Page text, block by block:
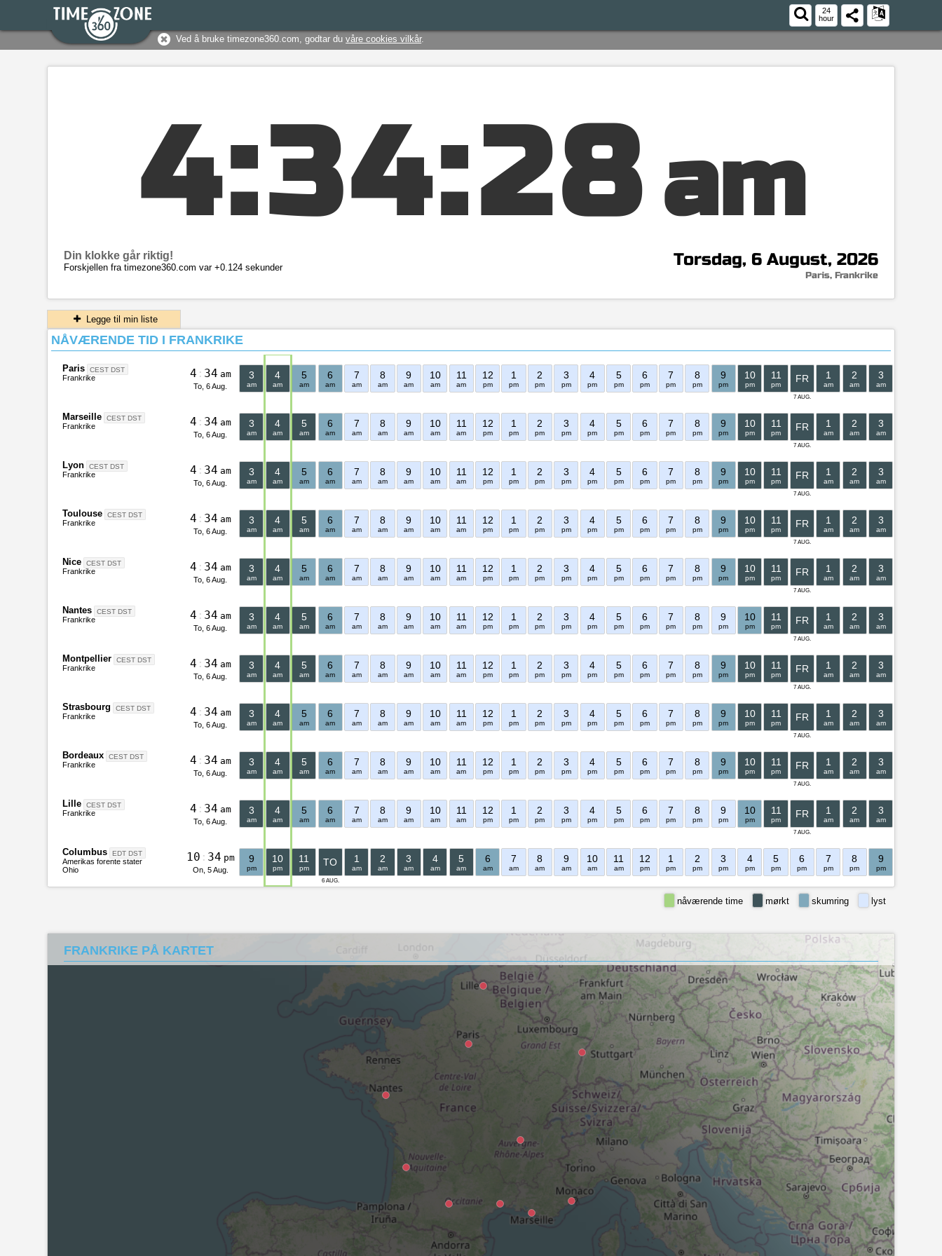
24
hour
Ved å bruke timezone360.com, godtar duvåre cookies vilkår.
4:34:28 am
Torsdag, 6 August, 2026
Paris, Frankrike
Din klokke går riktig!
Forskjellen fra timezone360.com var +0.124 sekunder
Legge til min liste
NÅVÆRENDE TID I FRANKRIKE
Paris CEST DST
Frankrike 4 : 34 am
To, 6 Aug.
3
am
4
am
5
am
6
am
7
am
8
am
9
am
10
am
11
am
12
pm
1
pm
2
pm
3
pm
4
pm
5
pm
6
pm
7
pm
8
pm
9
pm
10
pm
11
pm
7 AUG.
FR 1
am
2
am
3
am
Marseille CEST DST
Frankrike 4 : 34 am
To, 6 Aug.
3
am
4
am
5
am
6
am
7
am
8
am
9
am
10
am
11
am
12
pm
1
pm
2
pm
3
pm
4
pm
5
pm
6
pm
7
pm
8
pm
9
pm
10
pm
11
pm
7 AUG.
FR 1
am
2
am
3
am
Lyon CEST DST
Frankrike 4 : 34 am
To, 6 Aug.
3
am
4
am
5
am
6
am
7
am
8
am
9
am
10
am
11
am
12
pm
1
pm
2
pm
3
pm
4
pm
5
pm
6
pm
7
pm
8
pm
9
pm
10
pm
11
pm
7 AUG.
FR 1
am
2
am
3
am
Toulouse CEST DST
Frankrike 4 : 34 am
To, 6 Aug.
3
am
4
am
5
am
6
am
7
am
8
am
9
am
10
am
11
am
12
pm
1
pm
2
pm
3
pm
4
pm
5
pm
6
pm
7
pm
8
pm
9
pm
10
pm
11
pm
7 AUG.
FR 1
am
2
am
3
am
Nice CEST DST
Frankrike 4 : 34 am
To, 6 Aug.
3
am
4
am
5
am
6
am
7
am
8
am
9
am
10
am
11
am
12
pm
1
pm
2
pm
3
pm
4
pm
5
pm
6
pm
7
pm
8
pm
9
pm
10
pm
11
pm
7 AUG.
FR 1
am
2
am
3
am
Nantes CEST DST
Frankrike 4 : 34 am
To, 6 Aug.
3
am
4
am
5
am
6
am
7
am
8
am
9
am
10
am
11
am
12
pm
1
pm
2
pm
3
pm
4
pm
5
pm
6
pm
7
pm
8
pm
9
pm
10
pm
11
pm
7 AUG.
FR 1
am
2
am
3
am
Montpellier CEST DST
Frankrike 4 : 34 am
To, 6 Aug.
3
am
4
am
5
am
6
am
7
am
8
am
9
am
10
am
11
am
12
pm
1
pm
2
pm
3
pm
4
pm
5
pm
6
pm
7
pm
8
pm
9
pm
10
pm
11
pm
7 AUG.
FR 1
am
2
am
3
am
Strasbourg CEST DST
Frankrike 4 : 34 am
To, 6 Aug.
3
am
4
am
5
am
6
am
7
am
8
am
9
am
10
am
11
am
12
pm
1
pm
2
pm
3
pm
4
pm
5
pm
6
pm
7
pm
8
pm
9
pm
10
pm
11
pm
7 AUG.
FR 1
am
2
am
3
am
Bordeaux CEST DST
Frankrike 4 : 34 am
To, 6 Aug.
3
am
4
am
5
am
6
am
7
am
8
am
9
am
10
am
11
am
12
pm
1
pm
2
pm
3
pm
4
pm
5
pm
6
pm
7
pm
8
pm
9
pm
10
pm
11
pm
7 AUG.
FR 1
am
2
am
3
am
Lille CEST DST
Frankrike 4 : 34 am
To, 6 Aug.
3
am
4
am
5
am
6
am
7
am
8
am
9
am
10
am
11
am
12
pm
1
pm
2
pm
3
pm
4
pm
5
pm
6
pm
7
pm
8
pm
9
pm
10
pm
11
pm
7 AUG.
FR 1
am
2
am
3
am
Columbus EDT DST
Amerikas forente stater
Ohio
10 : 34 pm
On, 5 Aug.
9
pm
10
pm
11
pm
6 AUG.
TO 1
am
2
am
3
am
4
am
5
am
6
am
7
am
8
am
9
am
10
am
11
am
12
pm
1
pm
2
pm
3
pm
4
pm
5
pm
6
pm
7
pm
8
pm
9
pm
lyst
skumring
mørkt
nåværende time
FRANKRIKE PÅ KARTET